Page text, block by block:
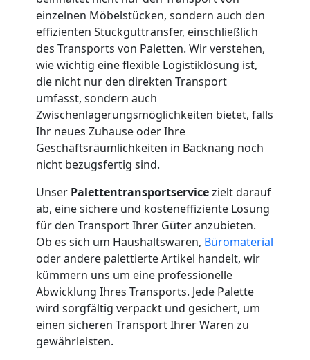
einzelnen Möbelstücken, sondern auch den
effizienten Stückguttransfer, einschließlich
des Transports von Paletten. Wir verstehen,
wie wichtig eine flexible Logistiklösung ist,
die nicht nur den direkten Transport
umfasst, sondern auch
Zwischenlagerungsmöglichkeiten bietet, falls
Ihr neues Zuhause oder Ihre
Geschäftsräumlichkeiten in Backnang noch
nicht bezugsfertig sind.
Unser Palettentransportservicezielt darauf
ab, eine sichere und kosteneffiziente Lösung
für den Transport Ihrer Güter anzubieten.
Ob es sich um Haushaltswaren, Büromaterial
oder andere palettierte Artikel handelt, wir
kümmern uns um eine professionelle
Abwicklung Ihres Transports. Jede Palette
wird sorgfältig verpackt und gesichert, um
einen sicheren Transport Ihrer Waren zu
gewährleisten.
Umzug
Nationaler
Umzug